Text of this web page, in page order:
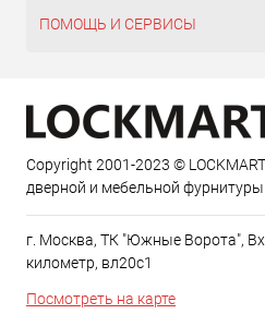
ПОМОЩЬ И СЕРВИСЫ
Copyright 2001-2023 ©
дверной и мебельной
г. Москва, ТК "Южные Ворота",
километр, вл20с1
Посмотреть на карте